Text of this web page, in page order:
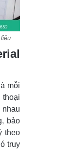
mỗi
thoại
nhau
bảo
theo
truy